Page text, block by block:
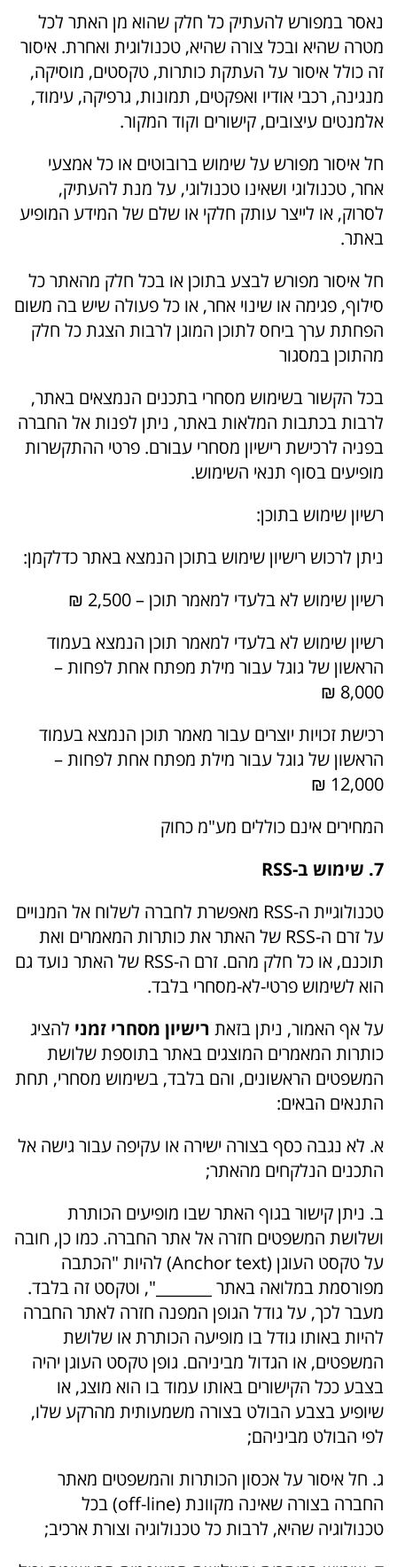
נאסר במפורש להעתיק כל חלק שהוא מן האתר לכל
מטרה שהיא ובכל צורה שהיא, טכנולוגית ואחרת. איסור
זה כולל איסור על העתקת כותרות, טקסטים, מוסיקה,
מנגינה, רכבי אודיו ואפקטים, תמונות, גרפיקה, עימוד,
אלמנטים עיצובים, קישורים וקוד המקור.
חל איסור מפורש על שימוש ברובוטים או כל אמצעי
אחר, טכנולוגי ושאינו טכנולוגי, על מנת להעתיק,
לסרוק, או לייצר עותק חלקי או שלם של המידע המופיע
באתר.
חל איסור מפורש לבצע בתוכן או בכל חלק מהאתר כל
סילוף, פגימה או שינוי אחר, או כל פעולה שיש בה משום
הפחתת ערך ביחס לתוכן המוגן לרבות הצגת כל חלק
מהתוכן במסגור
בכל הקשור בשימוש מסחרי בתכנים הנמצאים באתר,
לרבות בכתבות המלאות באתר, ניתן לפנות אל החברה
בפניה לרכישת רישיון מסחרי עבורם. פרטי ההתקשרות
מופיעים בסוף תנאי השימוש.
רשיון שימוש בתוכן:
ניתן לרכוש רישיון שימוש בתוכן הנמצא באתר כדלקמן:
רשיון שימוש לא בלעדי למאמר תוכן – 2,500 ₪
רשיון שימוש לא בלעדי למאמר תוכן הנמצא בעמוד
הראשון של גוגל עבור מילת מפתח אחת לפחות –
8,000 ₪
רכישת זכויות יוצרים עבור מאמר תוכן הנמצא בעמוד
הראשון של גוגל עבור מילת מפתח אחת לפחות –
12,000 ₪
המחירים אינם כוללים מע"מ כחוק
7. שימוש ב-
RSS
טכנולוגיית ה-RSS מאפשרת לחברה לשלוח אל המנויים
על זרם ה-RSS של האתר את כותרות המאמרים ואת
תוכנם, או כל חלק מהם. זרם ה-RSS של האתר נועד גם
הוא לשימוש פרטי-לא-מסחרי בלבד.
על אף האמור, ניתן בזאת רישיון מסחרי זמני להציג
כותרות המאמרים המוצגים באתר בתוספת שלושת
המשפטים הראשונים, והם בלבד, בשימוש מסחרי, תחת
התנאים הבאים:
א. לא נגבה כסף בצורה ישירה או עקיפה עבור גישה אל
התכנים הנלקחים מהאתר;
ב. ניתן קישור בגוף האתר שבו מופיעים הכותרת
ושלושת המשפטים חזרה אל אתר החברה. כמו כן, חובה
על טקסט העוגן (Anchor text) להיות "הכתבה
מפורסמת במלואה באתר _______", וטקסט זה בלבד.
מעבר לכך, על גודל הגופן המפנה חזרה לאתר החברה
להיות באותו גודל בו מופיעה הכותרת או שלושת
המשפטים, או הגדול מביניהם. גופן טקסט העוגן יהיה
בצבע ככל הקישורים באותו עמוד בו הוא מוצג, או
שיופיע בצבע הבולט בצורה משמעותית מהרקע שלו,
לפי הבולט מביניהם;
ג. חל איסור על אכסון הכותרות והמשפטים מאתר
החברה בצורה שאינה מקוונת (off-line) בכל
טכנולוגיה שהיא, לרבות כל טכנולוגיה וצורת ארכיב;